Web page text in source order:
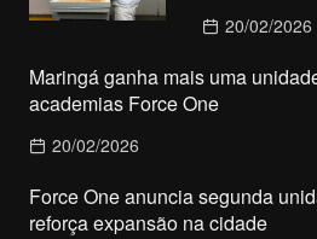
20/02/2026
Maringá ganha mais uma
academias Force One
20/02/2026
Force One anuncia segunda
reforça expansão na cidade